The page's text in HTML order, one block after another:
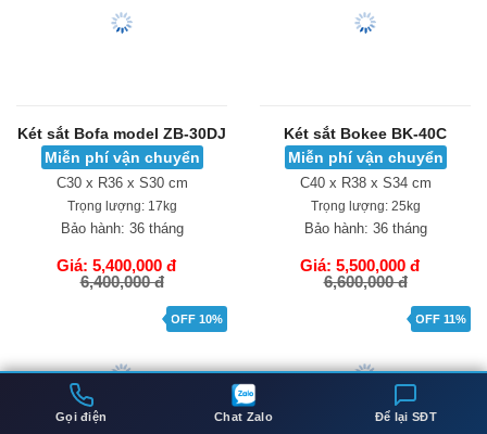
Gọi điện Chat Zalo Để lại SĐT
Giá: 5,150,000 đ
6,695,000 đ
Két sắt Bofa model ZB-30DJ
Miễn phí vận chuyển
Trọng lượng:
Bảo hành:
Két sắt Bokee BK-40C
Miễn phí vận chuyển
36 tháng